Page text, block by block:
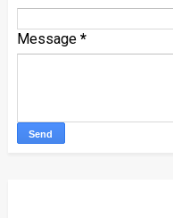
Message *